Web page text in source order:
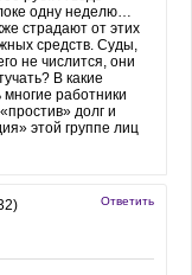
одну неделю…
страдают от этих
средств. Суды,
не числится, они
В какие
работники
долг и
этой группе лиц
Ответить